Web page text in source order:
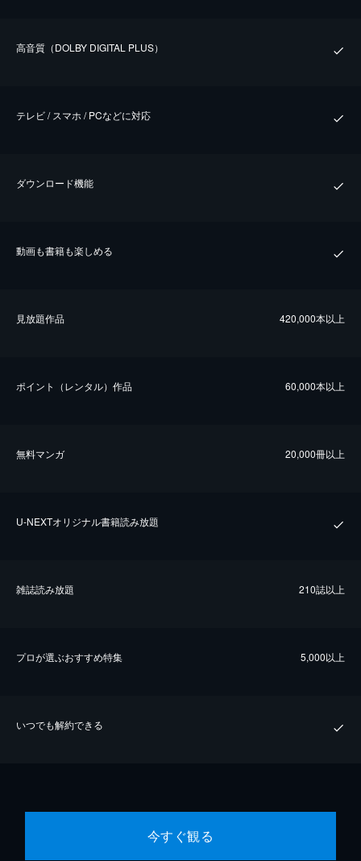
⾼⾳質（DOLBY DIGITAL PLUS）
テレビ / スマホ / PCなどに対応
ダウンロード機能
動画も書籍も楽しめる
⾒放題作品 420,000本以上
ポイント（レンタル）作品 60,000本以上
無料マンガ 20,000冊以上
U-NEXTオリジナル書籍読み放題
雑誌読み放題 210誌以上
プロが選ぶおすすめ特集 5,000以上
いつでも解約できる
今すぐ観る